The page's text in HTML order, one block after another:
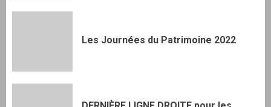
Les Journées du Patrimoine 2022